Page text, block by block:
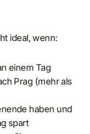
ideal, wenn:
einem Tag
Prag (mehr als
haben und
spart